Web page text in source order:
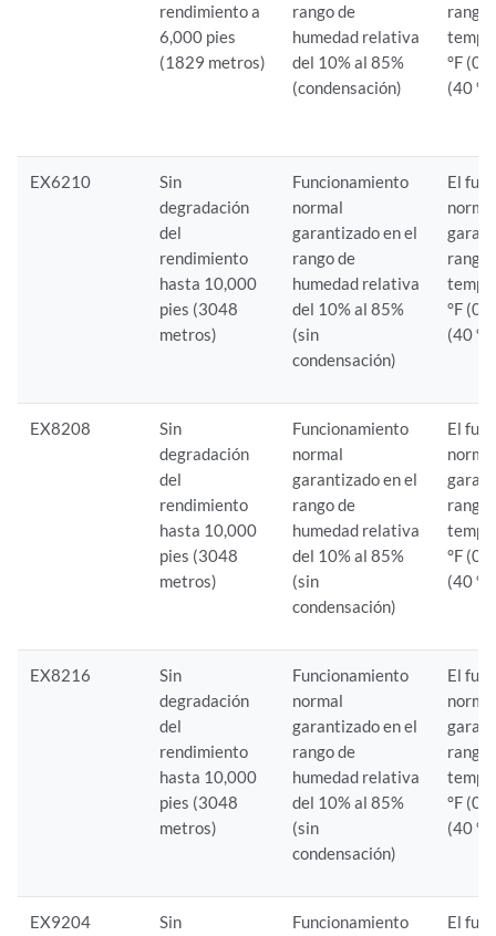
rendimiento a
6,000 pies
(1829 metros)
rango de
humedad relativa
del 10% al 85%
(condensación)
rango
°F (0
(40
EX6210
Sin
degradación
del
rendimiento
hasta 10,000
pies (3048
metros)
Funcionamiento
normal
garantizado en el
rango de
humedad relativa
del 10% al 85%
(sin
condensación)
El
rango
°F (0
(40
EX8208
Sin
degradación
del
rendimiento
hasta 10,000
pies (3048
metros)
Funcionamiento
normal
garantizado en el
rango de
humedad relativa
del 10% al 85%
(sin
condensación)
El
rango
°F (0
(40
EX8216
Sin
degradación
del
rendimiento
hasta 10,000
pies (3048
metros)
Funcionamiento
normal
garantizado en el
rango de
humedad relativa
del 10% al 85%
(sin
condensación)
El
rango
°F (0
(40
EX9204 Sin Funcionamiento El